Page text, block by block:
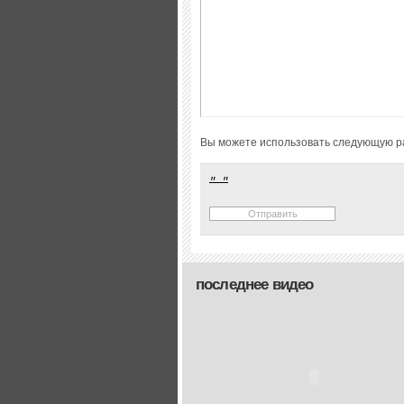
Вы можете использовать следующую
последнее видео